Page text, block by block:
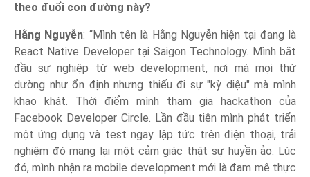
theo đuổi con đường này?
Hằng Nguyễn: “Mình tên là Hằng Nguyễn hiện tại đang là
React Native Developer tại Saigon Technology. Mình bắt
đầu sự nghiệp từ web development, nơi mà mọi thứ
dường như ổn định nhưng thiếu đi sự "kỳ diệu" mà mình
khao khát. Thời điểm mình tham gia hackathon của
Facebook Developer Circle. Lần đầu tiên mình phát triển
một ứng dụng và test ngay lập tức trên điện thoại, trải
nghiệm đó mang lại một cảm giác thật sự huyền ảo. Lúc
đó, mình nhận ra mobile development mới là đam mê thực